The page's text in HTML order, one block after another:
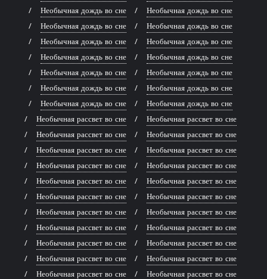
Необычная дождь во сне
Необычная дождь во сне
Необычная дождь во сне
Необычная дождь во сне
Необычная дождь во сне
Необычная дождь во сне
Необычная дождь во сне
Необычная дождь во сне
Необычная дождь во сне
Необычная дождь во сне
Необычная дождь во сне
Необычная дождь во сне
Необычная дождь во сне
Необычная дождь во сне
Необычная рассвет во сне
Необычная рассвет во сне
Необычная рассвет во сне
Необычная рассвет во сне
Необычная рассвет во сне
Необычная рассвет во сне
Необычная рассвет во сне
Необычная рассвет во сне
Необычная рассвет во сне
Необычная рассвет во сне
Необычная рассвет во сне
Необычная рассвет во сне
Необычная рассвет во сне
Необычная рассвет во сне
Необычная рассвет во сне
Необычная рассвет во сне
Необычная рассвет во сне
Необычная рассвет во сне
Необычная рассвет во сне
Необычная рассвет во сне
Необычная рассвет во сне
Необычная рассвет во сне